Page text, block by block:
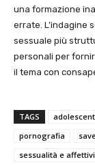
una formazione
errate. L’indagine
sessuale più
personali per
il tema con
TAGS
pornografia
sessualità e